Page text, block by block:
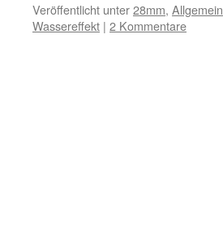
Veröffentlicht unter28mm, Allgemein
Wassereffekt | 2 Kommentare